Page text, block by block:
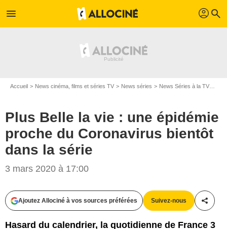
menu profil search
Accueil News cinéma, films et séries TV News séries News Séries à la TV
Plus Belle la vie : une épidémie
proche du Coronavirus bientôt
dans la série
3 mars 2020 à 17:00
Ajoutez Allociné à vos sources préférées Suivez-nous
Hasard du calendrier, la quotidienne de France 3